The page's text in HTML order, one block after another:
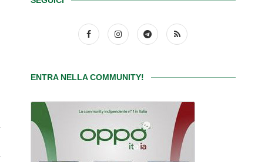
ENTRA NELLA COMMUNITY!